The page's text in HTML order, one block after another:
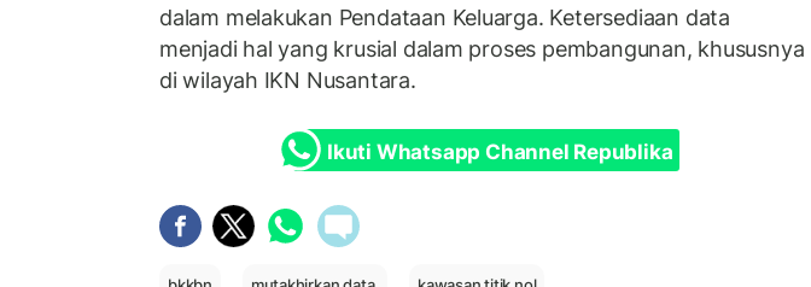
dalam melakukan Pendataan Keluarga. Ketersediaan data
menjadi hal yang krusial dalam proses pembangunan, khususnya
di wilayah IKN Nusantara.
Ikuti Whatsapp Channel Republika